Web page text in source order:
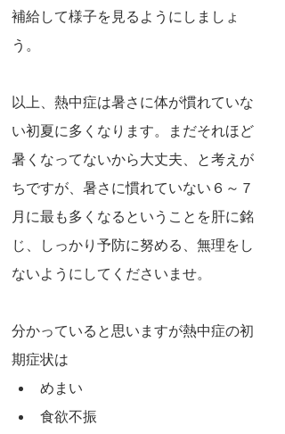
補給して様子を見るようにしましょ
う。
以上、熱中症は暑さに体が慣れていな
い初夏に多くなります。まだそれほど
暑くなってないから大丈夫、と考えが
ちですが、暑さに慣れていない６～７
月に最も多くなるということを肝に銘
じ、しっかり予防に努める、無理をし
ないようにしてくださいませ。
分かっていると思いますが熱中症の初
期症状は
めまい
食欲不振